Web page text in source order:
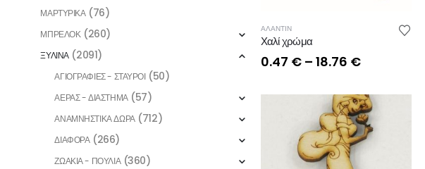
ΑΛΑΝΤΙΝ
Χαλί χρώμα
0.47 € – 18.76 €Price
through
18.76 €
ΜΑΡΤΥΡΙΚΑ (76)
ΜΠΡΕΛΟΚ (260)
ΞΥΛΙΝΑ (2091)
ΑΓΙΟΓΡΑΦΙΕΣ - ΣΤΑΥΡΟΙ (50)
ΑΕΡΑΣ - ΔΙΑΣΤΗΜΑ (57)
ΑΝΑΜΝΗΣΤΙΚΑ ΔΩΡΑ (712)
ΔΙΑΦΟΡΑ (266)
ΖΩΑΚΙΑ - ΠΟΥΛΙΑ (360)